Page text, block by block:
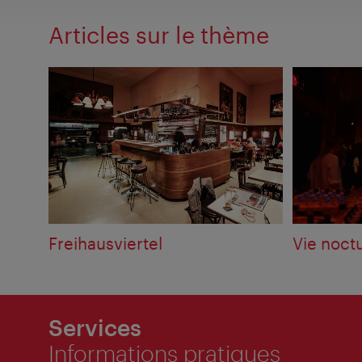
Articles sur le thème
Freihausviertel Vie
Services
Informations pratiques